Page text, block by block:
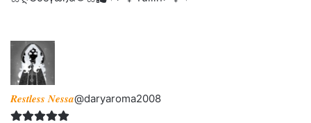
𝑹𝒆𝒔𝒕𝒍𝒆𝒔𝒔 𝑵𝒆𝒔𝒔𝒂@daryaroma2008